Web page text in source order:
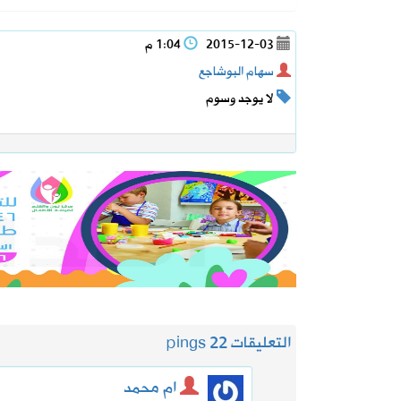
2015-12-03
سهام البوشاجع
لا يوجد وسوم
التعليقات 2 2 pings
ام محمد